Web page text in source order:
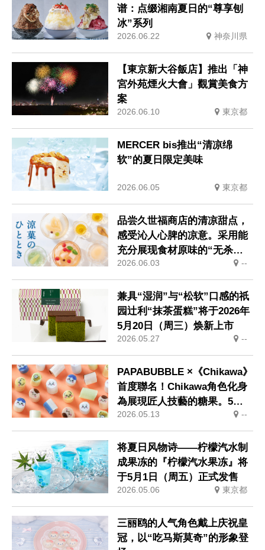
谱：点缀湘南夏日的“尊享刨
冰”系列
2026.06.22 神奈川県
【東京新大谷飯店】推出「神
宮外苑煙火大會」觀賞美食方
案
2026.06.10 東京都
MERCER bis推出“清凉绵
软”的夏日限定美味
2026.06.05 東京都
品尝久世福商店的清凉甜点，
感受沁人心脾的凉意。采用能
充分展现食材原味的“无杀菌
工艺”制作的“丝滑布丁·果
冻”全新上市
2026.06.03 --
兼具“湿润”与“松软”口感的祇
园辻利“抹茶蛋糕”将于2026年
5月20日（周三）焕新上市
2026.05.27 --
PAPABUBBLE ×《Chikawa》
首度聯名！Chikawa角色化身
為展現匠人技藝的糖果。5月8
日起於全國發售
2026.05.13 --
将夏日风物诗——柠檬汽水制
成果冻的『柠檬汽水果冻』将
于5月1日（周五）正式发售
2026.05.06 東京都
三丽鸥的人气角色戴上庆祝皇
冠，以“吃马斯莫奇”的形象登